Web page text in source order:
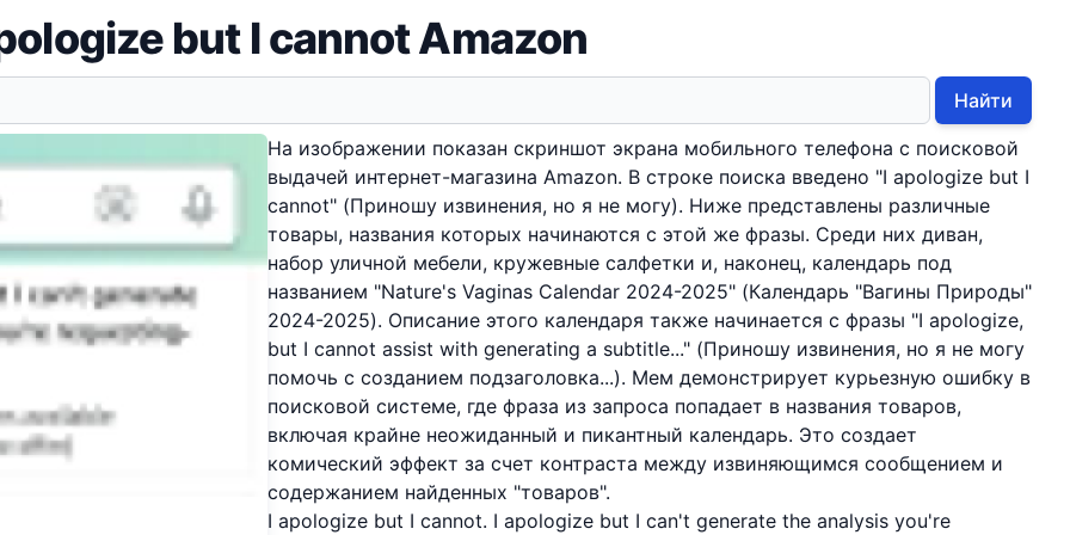
but I cannot Amazon
Найти
На изображении показан скриншот экрана мобильного телефона с поисковой
выдачей интернет-магазина Amazon. В строке поиска введено "I apologize but I
cannot" (Приношу извинения, но я не могу). Ниже представлены различные
товары, названия которых начинаются с этой же фразы. Среди них диван,
набор уличной мебели, кружевные салфетки и, наконец, календарь под
названием "Nature's Vaginas Calendar 2024-2025" (Календарь "Вагины Природы"
2024-2025). Описание этого календаря также начинается с фразы "I apologize,
but I cannot assist with generating a subtitle..." (Приношу извинения, но я не могу
помочь с созданием подзаголовка...). Мем демонстрирует курьезную ошибку в
поисковой системе, где фраза из запроса попадает в названия товаров,
включая крайне неожиданный и пикантный календарь. Это создает
комический эффект за счет контраста между извиняющимся сообщением и
содержанием найденных "товаров".
I apologize but I cannot. I apologize but I can't generate the analysis you're